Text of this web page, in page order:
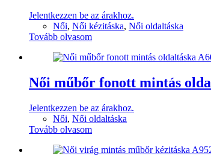
Jelentkezzen be az árakhoz.
Női, Női kézitáska, Női oldaltáska
Tovább olvasom
Női műbőr fonott mintás
Jelentkezzen be az árakhoz.
Női, Női oldaltáska
Tovább olvasom